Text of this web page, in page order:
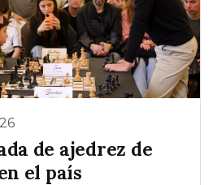
de ajedrez de
el país